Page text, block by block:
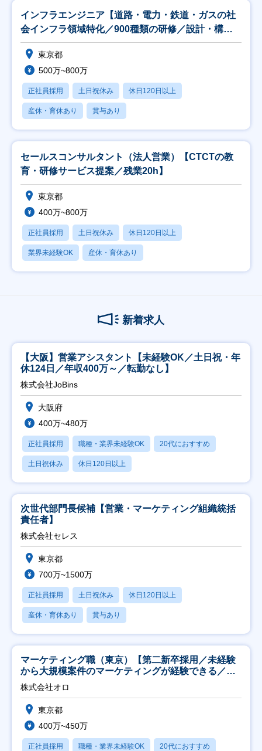
インフラエンジニア【道路・電力・鉄道・ガスの社
会インフラ領域特化／900種類の研修／設計・構築
案件】
東京都
500万~800万
正社員採用 土日祝休み 休日120日以上
産休・育休あり 賞与あり
セールスコンサルタント（法人営業）【CTCTの教
育・研修サービス提案／残業20h】
東京都
400万~800万
正社員採用 土日祝休み 休日120日以上
業界未経験OK 産休・育休あり
新着求人
【大阪】営業アシスタント【未経験OK／土日祝・年
休124日／年収400万～／転勤なし】
株式会社JoBins
大阪府
400万~480万
正社員採用 職種・業界未経験OK 20代におすすめ
土日祝休み 休日120日以上
次世代部門長候補【営業・マーケティング組織統括
責任者】
株式会社セレス
東京都
700万~1500万
正社員採用 土日祝休み 休日120日以上
産休・育休あり 賞与あり
マーケティング職（東京）【第二新卒採用／未経験
から大規模案件のマーケティングが経験できる／研
修充実】
株式会社オロ
東京都
400万~450万
正社員採用 職種・業界未経験OK 20代におすすめ